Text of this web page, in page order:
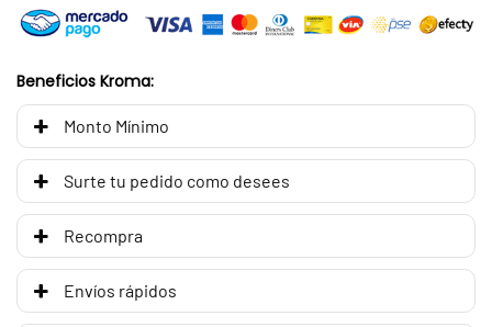
Beneficios Kroma:
Monto Mínimo
Surte tu pedido como desees
Recompra
Envíos rápidos